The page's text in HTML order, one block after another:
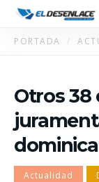
PORTADA
Otros 38
Actualidad